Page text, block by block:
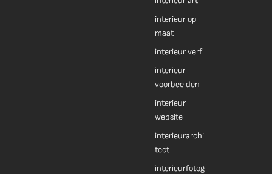
interieur op
maat
interieur verf
interieur
voorbeelden
interieur
website
interieurarchi
tect
interieurfotog